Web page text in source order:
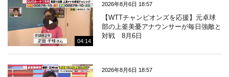
04:14
2026年8月6日 18:57
【WTTチャンピオンズを応援】元卓球
部の上釜美憂アナウンサーが毎日強敵と
対戦 8月6日
2026年8月6日 18:57